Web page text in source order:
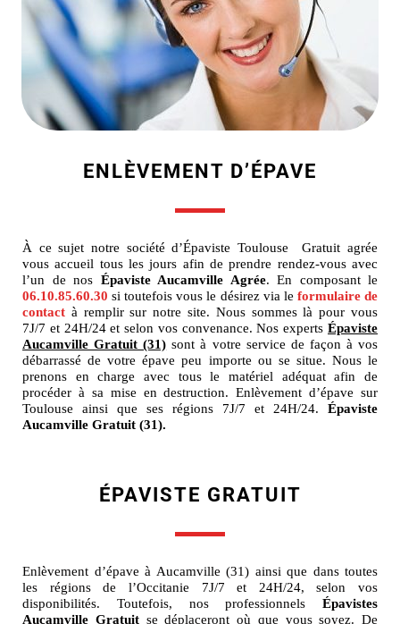
ENLÈVEMENT D’ÉPAVE
À ce sujet notre société d’Épaviste Toulouse Gratuit agrée
vous accueil tous les jours afin de prendre rendez-vous avec
l’un de nos Épaviste Aucamville Agrée. En composant le
06.10.85.60.30 si toutefois vous le désirez via le formulaire de
contact à remplir sur notre site. Nous sommes là pour vous
7J/7 et 24H/24 et selon vos convenance. Nos experts Épaviste
Aucamville Gratuit (31) sont à votre service de façon à vos
débarrassé de votre épave peu importe ou se situe. Nous le
prenons en charge avec tous le matériel adéquat afin de
procéder à sa mise en destruction. Enlèvement d’épave sur
Toulouse ainsi que ses régions 7J/7 et 24H/24. Épaviste
Aucamville Gratuit (31).
ÉPAVISTE GRATUIT
Enlèvement d’épave à Aucamville (31) ainsi que dans toutes
les régions de l’Occitanie 7J/7 et 24H/24, selon vos
disponibilités. Toutefois, nos professionnels Épavistes
Aucamville Gratuitse déplaceront où que vous soyez. De